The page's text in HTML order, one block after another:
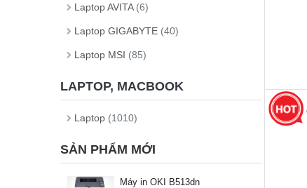
Laptop AVITA(6)
Laptop GIGABYTE (40)
Laptop MSI (85)
LAPTOP, MACBOOK
Laptop (1010)
SẢN PHẨM MỚI
Máy in OKI B513dn